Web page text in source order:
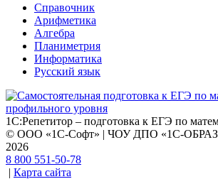
Справочник
Арифметика
Алгебра
Планиметрия
Информатика
Русский язык
1С:Репетитор – подготовка к ЕГЭ по
© ООО «1С-Софт» | ЧОУ ДПО «1С-
2026
8 800 551-50-78
| Карта сайта